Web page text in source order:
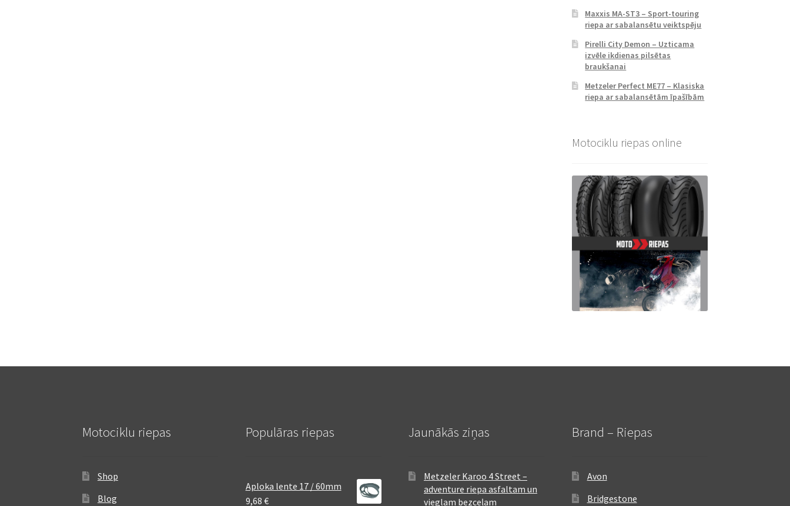
Maxxis MA-ST3 – Sport-touring
riepa ar sabalansētu veiktspēju
Pirelli City Demon – Uzticama
izvēle ikdienas pilsētas
braukšanai
Metzeler Perfect ME77 – Klasiska
riepa ar sabalansētām īpašībām
Motociklu riepas online
Motociklu riepas
Shop
Blog
Populāras riepas
Aploka lente 17 / 60mm
9,68 €
Jaunākās ziņas
Metzeler Karoo 4 Street –
adventure riepa asfaltam un
vieglam bezceļam
Brand – Riepas
Avon
Bridgestone